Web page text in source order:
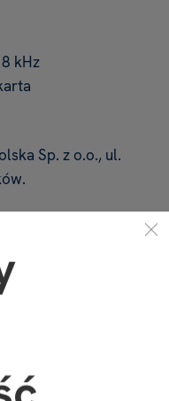
kHz
Sp. z o.o., ul.